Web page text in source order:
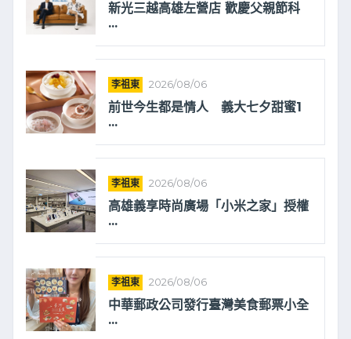
新光三越高雄左營店 歡慶父親節科
...
李祖東 2026/08/06
前世今生都是情人 義大七夕甜蜜1
...
李祖東 2026/08/06
高雄義享時尚廣場「小米之家」授權
...
李祖東 2026/08/06
中華郵政公司發行臺灣美食郵票小全
...